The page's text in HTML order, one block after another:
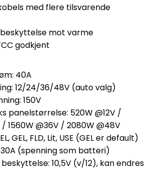
med flere tilsvarende
mot varme
godkjent
40A
12/24/36/48V (auto valg)
150V
panelstørrelse: 520W @12V /
/ 1560W @36V / 2080W @48V
GEL, FLD, Lit, USE (GEL er default)
(spenning som batteri)
10,5V (v/12), kan endres